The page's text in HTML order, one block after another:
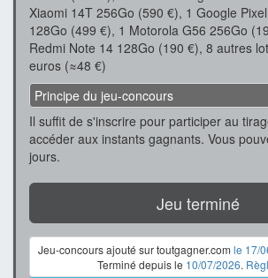
Xiaomi 14T 256Go (590 €), 1 Google
128Go (499 €), 1 Motorola G56 256Go
Redmi Note 14 128Go (190 €), 8 autres
euros (≈48 €)
Principe du jeu-concours
Il suffit de s'inscrire pour participer au
accéder aux instants gagnants. Vous
jours.
Jeu terminé
Jeu-concours ajouté sur toutgagner.com le 17/
Terminé depuis le 10/07/2026.